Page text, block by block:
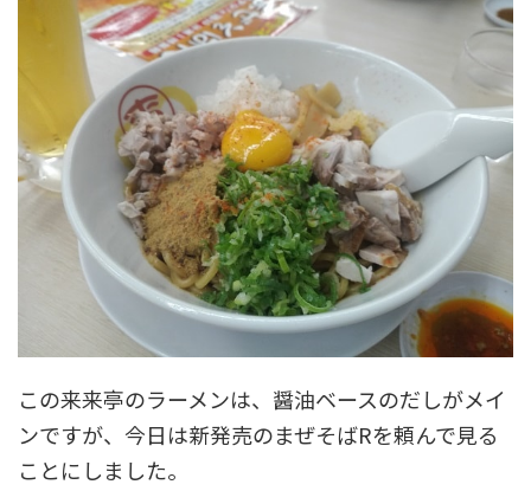
この来来亭のラーメンは、醤油ベースのだしがメイ
ンですが、今日は新発売のまぜそばRを頼んで見る
ことにしました。